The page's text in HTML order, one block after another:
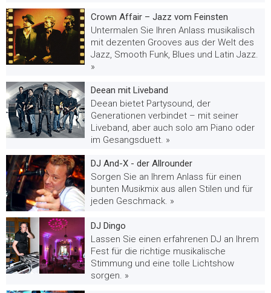
Crown Affair – Jazz vom Feinsten
Untermalen Sie Ihren Anlass musikalisch
mit dezenten Grooves aus der Welt des
Jazz, Smooth Funk, Blues und Latin Jazz.
»
Deean mit Liveband
Deean bietet Partysound, der
Generationen verbindet – mit seiner
Liveband, aber auch solo am Piano oder
im Gesangsduett. »
DJ And-X - der Allrounder
Sorgen Sie an Ihrem Anlass für einen
bunten Musikmix aus allen Stilen und für
jeden Geschmack. »
DJ Dingo
Lassen Sie einen erfahrenen DJ an Ihrem
Fest für die richtige musikalische
Stimmung und eine tolle Lichtshow
sorgen. »